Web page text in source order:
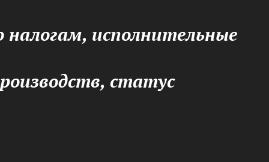
исполнительные
статус